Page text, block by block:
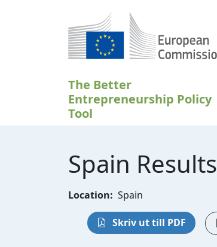
Hoppa till huvudinnehåll
The Better
Entrepreneurship Policy
Tool
Spain Results
Location: Spain
Skriv ut till PDF